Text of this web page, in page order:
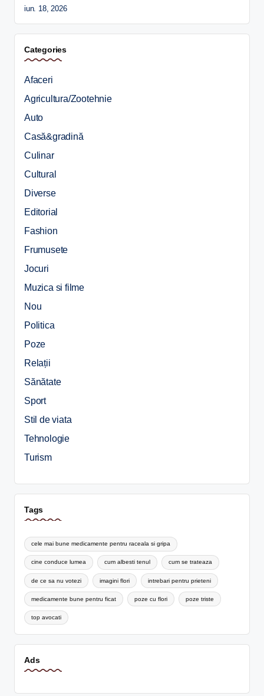
iun. 18, 2026
Categories
Afaceri
Agricultura/Zootehnie
Auto
Casă&gradină
Culinar
Cultural
Diverse
Editorial
Fashion
Frumusete
Jocuri
Muzica si filme
Nou
Politica
Poze
Relații
Sănătate
Sport
Stil de viata
Tehnologie
Turism
Tags
cele mai bune medicamente pentru raceala si gripa
cine conduce lumea cum albesti tenul cum se trateaza
de ce sa nu votezi imagini flori intrebari pentru prieteni
medicamente bune pentru ficat poze cu flori poze triste
top avocati
Ads